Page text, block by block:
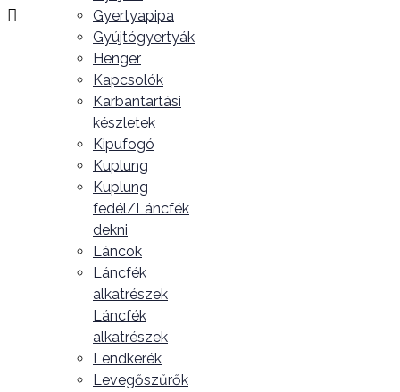
Gyertyapipa
Gyújtógyertyák
Henger
Kapcsolók
Karbantartási
készletek
Kipufogó
Kuplung
Kuplung
fedél/Láncfék
dekni
Láncok
Láncfék
alkatrészek
Láncfék
alkatrészek
Lendkerék
Levegőszűrők